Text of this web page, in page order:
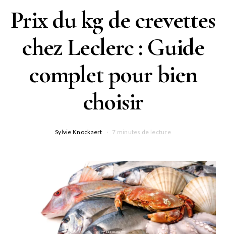
Prix du kg de crevettes
chez Leclerc : Guide
complet pour bien
choisir
Sylvie Knockaert 7 minutes de lecture